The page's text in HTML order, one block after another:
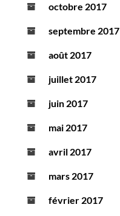
octobre 2017
septembre 2017
août 2017
juillet 2017
juin 2017
mai 2017
avril 2017
mars 2017
février 2017